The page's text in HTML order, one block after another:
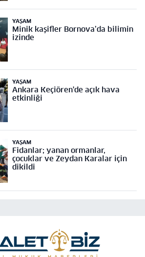
YAŞAM
Minik kaşifler Bornova’da bilimin
izinde
YAŞAM
Ankara Keçiören'de açık hava
etkinliği
YAŞAM
Fidanlar; yanan ormanlar,
çocuklar ve Zeydan Karalar için
dikildi